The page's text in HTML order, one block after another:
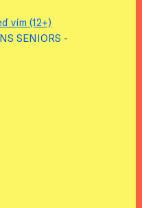
vím (12+)
SENIORS -